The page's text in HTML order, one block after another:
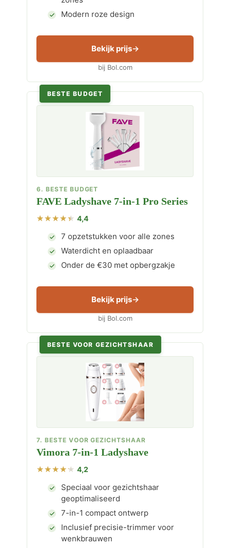
Modern roze design
Bekijk prijs
bij Bol.com
BESTE BUDGET
6. BESTE BUDGET
FAVE Ladyshave 7-in-1 Pro Series
4,4
7 opzetstukken voor alle zones
Waterdicht en oplaadbaar
Onder de €30 met opbergzakje
Bekijk prijs
bij Bol.com
BESTE VOOR GEZICHTSHAAR
7. BESTE VOOR GEZICHTSHAAR
Vimora 7-in-1 Ladyshave
4,2
Speciaal voor gezichtshaar
geoptimaliseerd
7-in-1 compact ontwerp
Inclusief precisie-trimmer voor
wenkbrauwen